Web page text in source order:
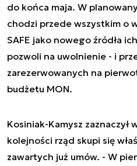
do końca maja. W
chodzi przede wszystkim o
SAFE jako nowego źródła
pozwoli na uwolnienie - i
zarezerwowanych na
budżetu MON.
Kosiniak-Kamysz zaznaczył
kolejności rząd skupi się
zawartych już umów. - W